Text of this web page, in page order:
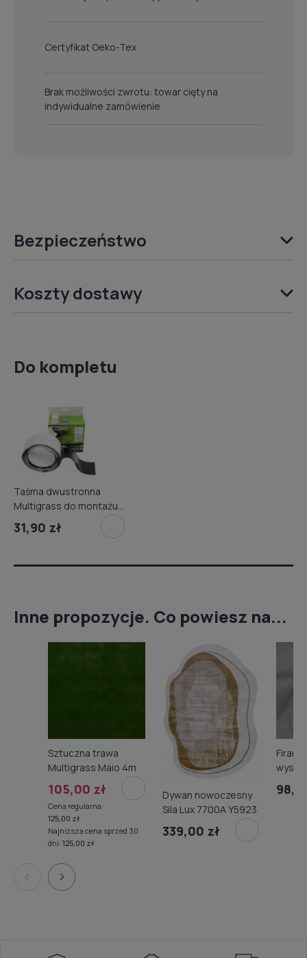
Certyfikat Oeko-Tex
Brak możliwości zwrotu: towar cięty na
indywidualne zamówienie
Bezpieczeństwo
Koszty dostawy
Do kompletu
Taśma dwustronna
Multigrass do montażu
sztucznej trawy 2 m 50
mm
31,90 zł
Inne propozycje. Co powiesz na...
Sztuczna trawa
Multigrass Maio 4m
105,00 zł
Cena regularna:
125,00 zł
Najniższa cena sprzed 30
dni: 125,00 zł
Dywan nowoczesny
Sila Lux 7700A Y5923
339,00 zł
wys.